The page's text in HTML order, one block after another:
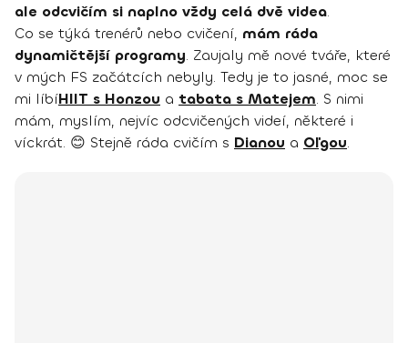
ale odcvičím si naplno vždy celá dvě videa.
Co se týká trenérů nebo cvičení, mám ráda
dynamičtější programy. Zaujaly mě nové tváře, které
v mých FS začátcích nebyly. Tedy je to jasné, moc se
mi líbíHIIT s Honzou a tabata s Matejem. S nimi
mám, myslím, nejvíc odcvičených videí, některé i
víckrát. 😊 Stejně ráda cvičím s Dianou a Oľgou.